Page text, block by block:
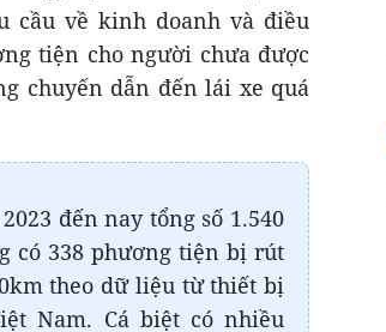
cầu về kinh doanh và điều
tiện cho người chưa được
chuyến dẫn đến lái xe quá
đến nay tổng số 1.540
có 338 phương tiện bị rút
theo dữ liệu từ thiết bị
Nam. Cá biệt có nhiều